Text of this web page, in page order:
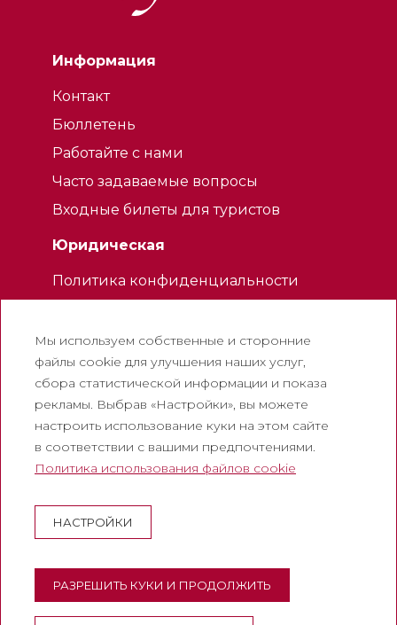
Информация
Контакт
Бюллетень
Работайте с нами
Часто задаваемые вопросы
Входные билеты для туристов
Юридическая
Политика конфиденциальности
Политика использования социальных
сетей
Канал для жалоб
Официальное уведомление
Корпоративный
Аббатство Монтсеррат
Эсколания де Монсеррат
Музей Монтсеррата
Мы используем собственные и сторонние
файлы cookie для улучшения наших услуг,
сбора статистической информации и показа
рекламы. Выбрав «Настройки», вы можете
настроить использование куки на этом сайте
в соответствии с вашими предпочтениями.
Политика использования файлов cookie
НАСТРОЙКИ
РАЗРЕШИТЬ КУКИ И ПРОДОЛЖИТЬ